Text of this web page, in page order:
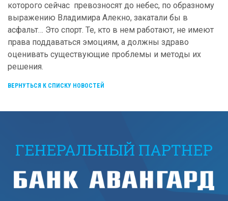
которого сейчас превозносят до небес, по образному
выражению Владимира Алекно, закатали бы в
асфальт… Это спорт. Те, кто в нем работают, не имеют
права поддаваться эмоциям, а должны здраво
оценивать существующие проблемы и методы их
решения.
ВЕРНУТЬСЯ К СПИСКУ НОВОСТЕЙ
ГЕНЕРАЛЬНЫЙ ПАРТНЕР